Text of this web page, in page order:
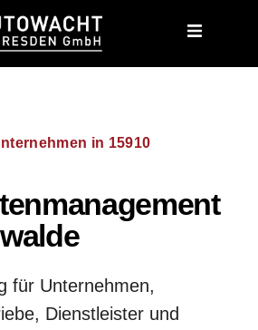
in 15910
für Unternehmen,
Dienstleister und